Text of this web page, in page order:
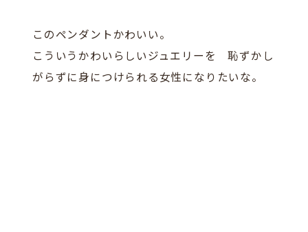
このペンダントかわいい。
こういうかわいらしいジュエリーを 恥ずかし
がらずに身につけられる女性になりたいな。